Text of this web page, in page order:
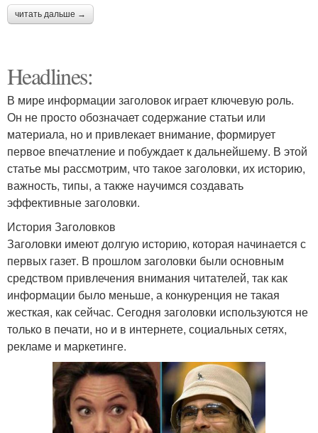
читать дальше →
Headlines:
В мире информации заголовок играет ключевую роль.
Он не просто обозначает содержание статьи или
материала, но и привлекает внимание, формирует
первое впечатление и побуждает к дальнейшему. В этой
статье мы рассмотрим, что такое заголовки, их историю,
важность, типы, а также научимся создавать
эффективные заголовки.
История Заголовков
Заголовки имеют долгую историю, которая начинается с
первых газет. В прошлом заголовки были основным
средством привлечения внимания читателей, так как
информации было меньше, а конкуренция не такая
жесткая, как сейчас. Сегодня заголовки используются не
только в печати, но и в интернете, социальных сетях,
рекламе и маркетинге.